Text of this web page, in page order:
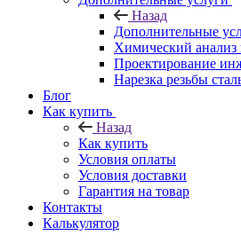
Назад
Дополнительные
Химический анализ
Проектирование
Нарезка резьбы
Блог
Как купить
Назад
Как купить
Условия оплаты
Условия доставки
Гарантия на товар
Контакты
Калькулятор